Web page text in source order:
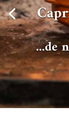
...de